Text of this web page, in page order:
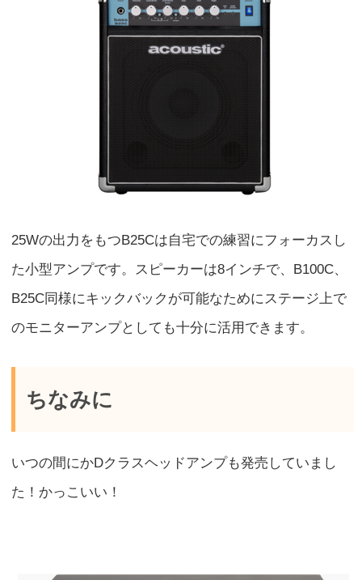
25Wの出力をもつB25Cは自宅での練習にフォーカスし
た小型アンプです。スピーカーは8インチで、B100C、
B25C同様にキックバックが可能なためにステージ上で
のモニターアンプとしても十分に活用できます。
ちなみに
いつの間にかDクラスヘッドアンプも発売していまし
た！かっこいい！